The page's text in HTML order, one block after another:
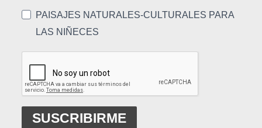
PAISAJES NATURALES-CULTURALES PARA
LAS NIÑECES
SUSCRIBIRME